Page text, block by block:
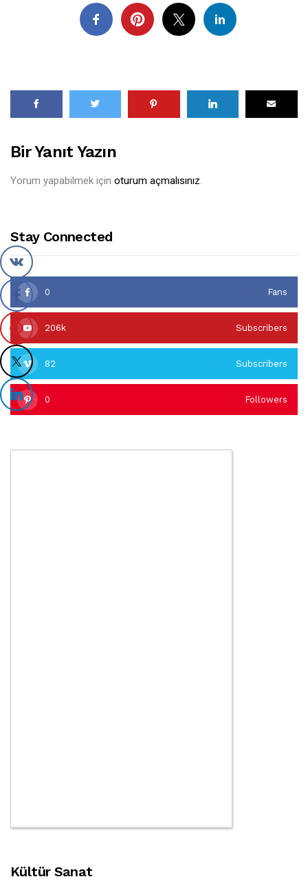
Bir Yanıt Yazın
Yorum yapabilmek için oturum açmalısınız.
Stay Connected
0 Fans
206k Subscribers
82 Subscribers
0 Followers
Kültür Sanat